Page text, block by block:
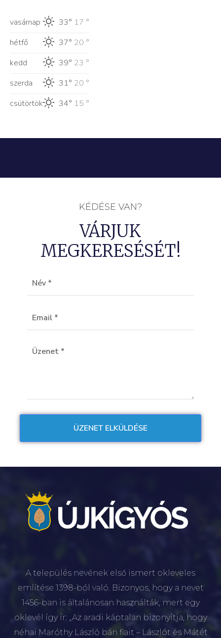
vasárnap 33° 17 °
hétfő
37° 20 °
kedd
39° 23 °
szerda
31° 20 °
csütörtök
34° 15 °
KÉDÉSE VAN?
VÁRJUK
MEGKERESÉSÉT!
A település nevének első ismert okleveles
említése 1398-ból való. Bizonyos, hogy a nevet
1456-ban is általánosan használták, mert egy
oklevél így ír: „Az aradi káptalan bizonyítja, hogy
néhai Maróthy László bán fiait – Lászlót és Mátét